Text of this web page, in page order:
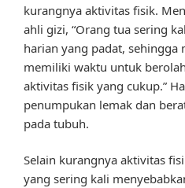
kurangnya aktivitas fisik.
ahli gizi, “Orang tua sering
harian yang padat, sehingga
memiliki waktu untuk
aktivitas fisik yang cukup.”
penumpukan lemak dan
pada tubuh.
Selain kurangnya aktivitas
yang sering kali